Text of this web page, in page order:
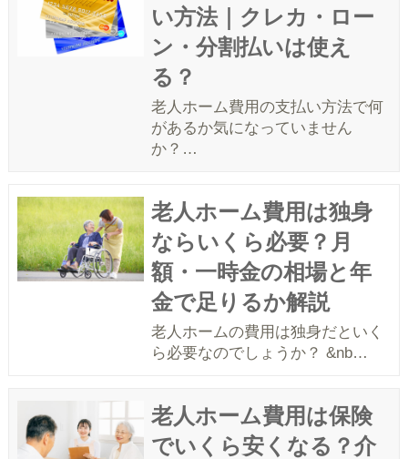
い方法｜クレカ・ロー
ン・分割払いは使え
る？
老人ホーム費用の支払い方法で何
があるか気になっていません
か？…
老人ホーム費用は独身
ならいくら必要？月
額・一時金の相場と年
金で足りるか解説
老人ホームの費用は独身だといく
ら必要なのでしょうか？ &nb…
老人ホーム費用は保険
でいくら安くなる？介